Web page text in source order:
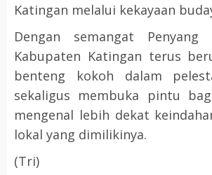
Katingan melalui kekayaan
Dengan semangat Penyang
Kabupaten Katingan terus
benteng kokoh dalam
sekaligus membuka pintu
mengenal lebih dekat
lokal yang dimilikinya.
(Tri)